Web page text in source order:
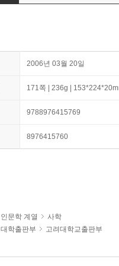
2006년 03월 20일
171쪽 | 236g |
9788976415769
8976415760
인문학 계열
사학
대학출판부 고려대학교출판부